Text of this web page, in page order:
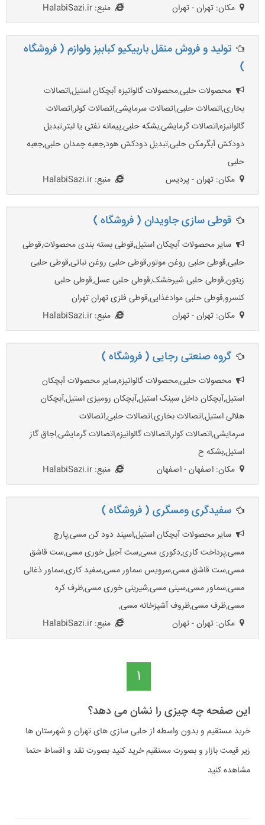
مکان: تهران - تهران
منبع: HalabiSazi.ir
تولید و فروش منقل باربیکیو کبابپز ولوازم ( فروشگاه
)
محصولات حلبی,محصولات گالوانیزه آبچکان استیل,اتصالات
بخاری,اتصالات حلبی,اتصالات سرمایشی,اتصالات کولر,اتصالات
گالوانیزه,اتصالات گرمایشی,بشکه حلبی,پیمانه نفتی یا لیتر,تبدیل
دودکش آبگرمکن حلبی,تبدیل دودکش هود,جعبه چمدان حلبی,جعبه
حلبی
مکان: تهران - پردیس
منبع: HalabiSazi.ir
قوطی سازی جاویدان ( فروشگاه )
سایر محصولات آبچکان استیل,قوطی بسته بندی محصولات,قوطی
حلبی,قوطی حلبی روغن موتور,قوطی حلبی روغن نباتی,قوطی حلبی
زیتون,قوطی حلبی شیرخشک,قوطی حلبی عسل,قوطی حلبی
کنسرو,قوطی حلبی موادغذایی,قوطی فلزی تهران تهران
مکان: تهران - تهران
منبع: HalabiSazi.ir
گروه صنعتی رجایی ( فروشگاه )
محصولات حلبی,محصولات گالوانیزه,سایر محصولات آبچکان
استیل,آبچکان داخل سینک استیل,آبچکان رومیزی استیل,آبچکان
هلالی استیل,اتصالات بخاری,اتصالات حلبی,اتصالات
سرمایشی,اتصالات کولر,اتصالات گالوانیزه,اتصالات گرمایشی,اجاق گاز
استیل,بشکه ح
مکان: اصفهان - اصفهان
منبع: HalabiSazi.ir
سفیدگری ومسگری ( فروشگاه )
سایر محصولات آبچکان استیل,اسپند دود کن مسی,پارچ
مسی,پرداخت کاری,دکوری مسی,ست آجیل خوری مسی,ست قاشق
مسی,ست قاشق مسی,سرویس سماور مسی,سفید کاری,سماور ذغالی
مسی,سماور مسی,سینی مسی,شیرینی خوری مسی,ظرف کره
مسی,ظرف مسی,ظروف آشپزخانه مسی,
مکان: تهران - تهران
منبع: HalabiSazi.ir
1
این صفحه چه چیزی را نشان می دهد؟
خرید مستقیم و بدون واسطه از حلبی سازی های تهران و شهرستان ها
زیر قیمت بازار و بصورت مستقیم خرید کنید بصورت نقد و اقساط حتما
مشاهده کنید